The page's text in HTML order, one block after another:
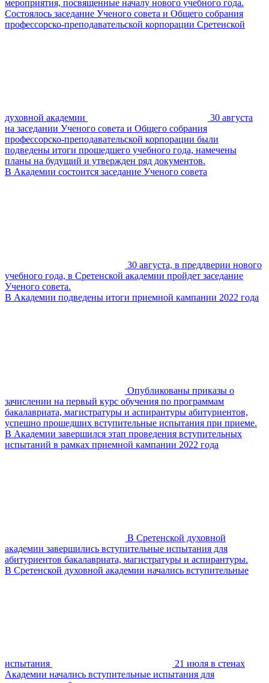
мероприятия, посвященные началу нового учебного года.
Состоялось заседание Ученого совета и Общего собрания
профессорско-преподавательской корпорации Сретенской
духовной академии
30 августа
на заседании Ученого совета и Общего собрания
профессорско-преподавательской корпорации были
подведены итоги прошедшего учебного года, намечены
планы на будущий и утвержден ряд документов.
В Академии состоится заседание Ученого совета
30 августа, в преддверии нового
учебного года, в Сретенской академии пройдет заседание
Ученого совета.
В Академии подведены итоги приемной кампании 2022 года
Опубликованы приказы о
зачислении на первый курс обучения по программам
бакалавриата, магистратуры и аспирантуры абитуриентов,
успешно прошедших вступительные испытания при приеме.
В Академии завершился этап проведения вступительных
испытаний в рамках приемной кампании 2022 года
В Сретенской духовной
академии завершились вступительные испытания для
абитуриентов бакалавриата, магистратуры и аспирантуры.
В Сретенской духовной академии начались вступительные
испытания
21 июля в стенах
Академии начались вступительные испытания для